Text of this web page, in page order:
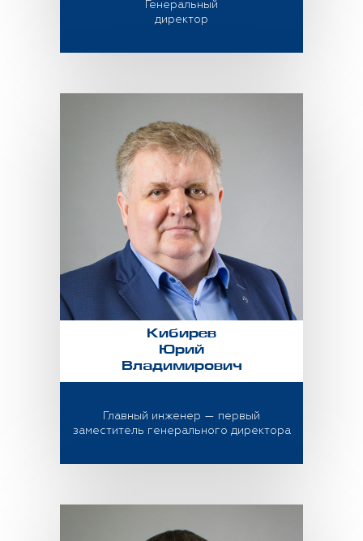
Генеральный
директор
Кибирев
Юрий
Владимирович
Главный инженер — первый
заместитель генерального директора